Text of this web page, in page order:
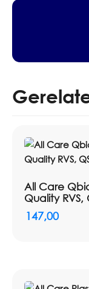
Merk: All Care
Type:
Breedte: 105
Toepassing:
Vulling:
Inhoud: 900 ml
All Care
Quality RVS,
147,00